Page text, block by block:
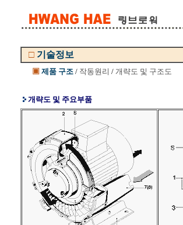
□ 기술정보
▣ 제품 구조 / 작동원리 / 개략도 및 구조도
개략도 및 주요부품